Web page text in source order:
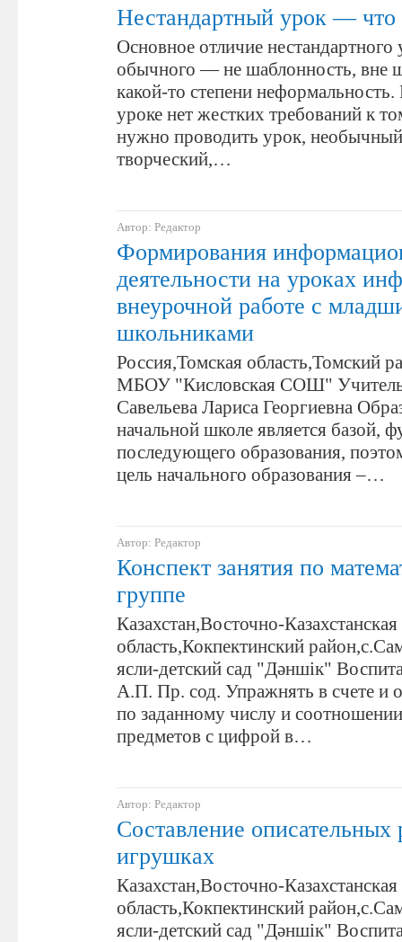
Нестандартный урок — что
Основное отличие нестандартного
обычного — не шаблонность, вне
какой-то степени
уроке нет жестких требований к
нужно проводить урок,
творческий,…
Автор: Редактор
Формирования
деятельности на уроках
внеурочной работе с
школьниками
Россия,Томская область,Томский
МБОУ "Кисловская СОШ"
Савельева Лариса Георгиевна
начальной школе является базой,
последующего образования,
цель начального образования –…
Автор: Редактор
Конспект занятия по
группе
Казахстан,Восточно-Казахстанская
область,Кокпектинский
ясли-детский сад "Дәншік"
А.П. Пр. сод. Упражнять в счете и
по заданному числу и
предметов с цифрой в…
Автор: Редактор
Составление описательных
игрушках
Казахстан,Восточно-Казахстанская
область,Кокпектинский
ясли-детский сад "Дәншік"